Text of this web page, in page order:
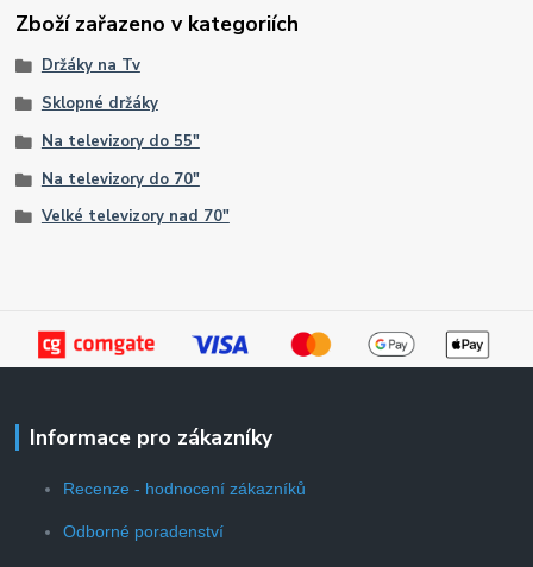
Zboží zařazeno v kategoriích
Držáky na Tv
Sklopné držáky
Na televizory do 55"
Na televizory do 70"
Velké televizory nad 70"
Informace pro zákazníky
Recenze - hodnocení zákazníků
Odborné poradenství